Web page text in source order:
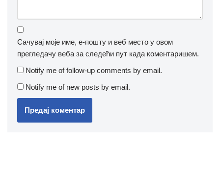
Сачувај моје име, е-пошту и веб место у овом
прегледачу веба за следећи пут када коментаришем.
Notify me of follow-up comments by email.
Notify me of new posts by email.